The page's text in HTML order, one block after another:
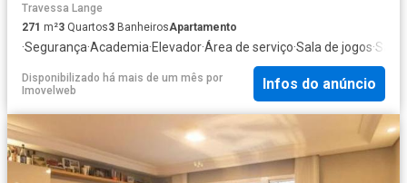
Travessa Lange
271 m²3 Quartos3 BanheirosApartamento
·Segurança·Academia·Elevador·Área de serviço·Sala de jogos·Sala
Disponibilizado há mais de um mês por
Imovelweb
Infos do anúncio